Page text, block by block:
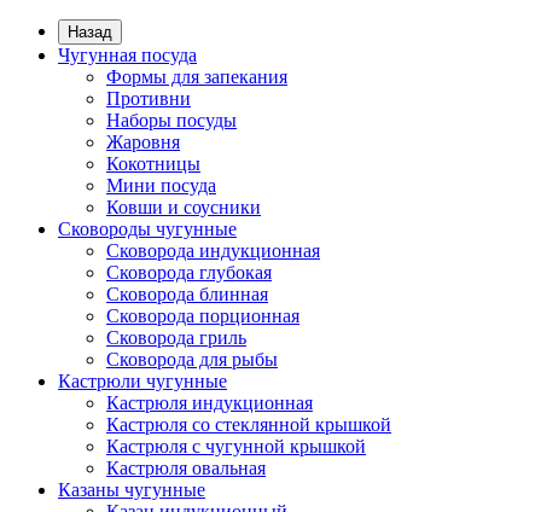
Назад
Чугунная посуда
Формы для запекания
Противни
Наборы посуды
Жаровня
Кокотницы
Мини посуда
Ковши и соусники
Сковороды чугунные
Сковорода индукционная
Сковорода глубокая
Сковорода блинная
Сковорода порционная
Сковорода гриль
Сковорода для рыбы
Кастрюли чугунные
Кастрюля индукционная
Кастрюля со стеклянной крышкой
Кастрюля с чугунной крышкой
Кастрюля овальная
Казаны чугунные